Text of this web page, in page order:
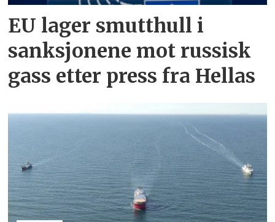
EU lager smutthull i
sanksjonene mot russisk
gass etter press fra Hellas